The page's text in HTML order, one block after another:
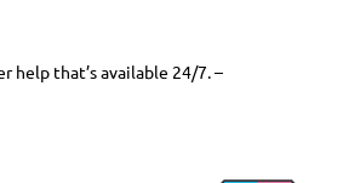
help that’s available 24/7. –